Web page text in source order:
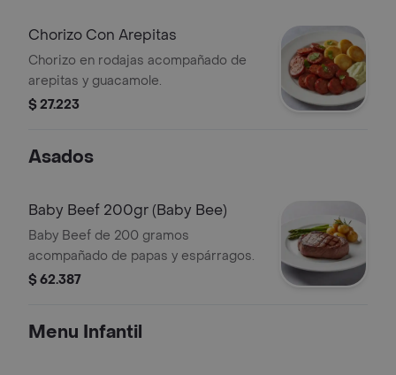
Chorizo Con Arepitas
Chorizo en rodajas acompañado de
arepitas y guacamole.
$ 27.223
Asados
Baby Beef 200gr (Baby Bee)
Baby Beef de 200 gramos
acompañado de papas y espárragos.
$ 62.387
Menu Infantil